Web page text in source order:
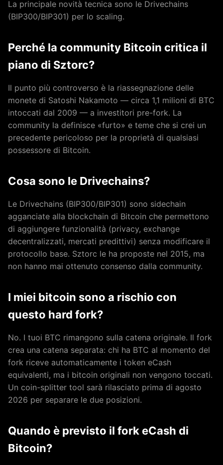
La principale novità tecnica sono le Drivechains
(BIP300/BIP301) per lo scaling.
Perché la community Bitcoin critica il
piano di Sztorc?
Il punto più controverso è la riassegnazione delle
monete di Satoshi Nakamoto — circa 1,1 milioni di BTC
intoccati dal 2009 — a investitori pre-fork. La
community la definisce «furto» e teme che si crei un
precedente pericoloso per la proprietà di qualsiasi
possessore di Bitcoin.
Cosa sono le Drivechains?
Le Drivechains (BIP300/BIP301) sono sidechain
agganciate alla blockchain di Bitcoin che permettono
di aggiungere funzionalità (privacy, exchange
decentralizzati, mercati predittivi) senza modificare il
protocollo base. Sztorc le ha proposte nel 2015, ma
non hanno mai ottenuto consenso dalla community.
I miei bitcoin sono a rischio con
questo hard fork?
No. I tuoi BTC rimangono sulla catena originale. Il fork
crea una catena separata: chi ha BTC al momento del
fork riceve automaticamente i token eCash
equivalenti, ma i bitcoin originali non vengono toccati.
Un coin-splitter tool sarà rilasciato prima di agosto
2026 per separare le due posizioni.
Quando è previsto il fork eCash di
Bitcoin?